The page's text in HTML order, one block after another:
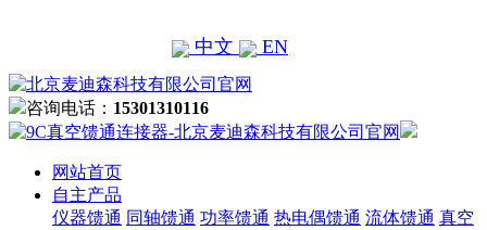
中文 EN
咨询电话： 15301310116
网站首页
自主产品
仪器馈通 同轴馈通 功率馈通 热电偶馈通 流体馈通 真空